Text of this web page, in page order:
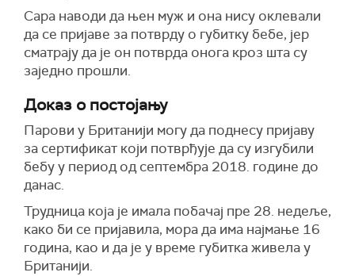
Сара наводи да њен муж и она нису оклевали
да се пријаве за потврду о губитку бебе, јер
сматрају да је он потврда онога кроз шта су
заједно прошли.
Доказ о постојању
Парови у Британији могу да поднесу пријаву
за сертификат који потврђује да су изгубили
бебу у период од септембра 2018. године до
данас.
Трудница која је имала побачај пре 28. недеље,
како би се пријавила, мора да има најмање 16
година, као и да је у време губитка живела у
Британији.